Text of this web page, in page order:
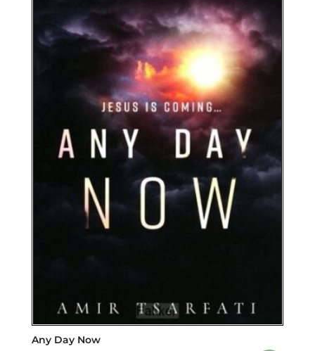
Any Day Now